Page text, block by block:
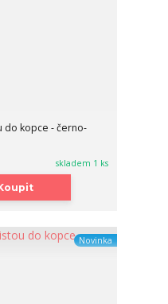
do kopce - černo-
skladem 1 ks
Novinka